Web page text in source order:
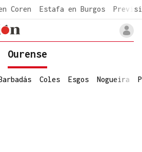
Coren Estafa en Burgos
Ourense
Coles Esgos Nogueira